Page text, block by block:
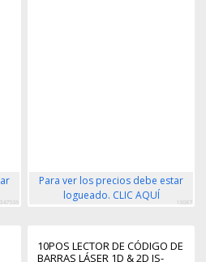
347536
Para ver los precios debe estar
logueado. CLIC AQUÍ
16087
10POS LECTOR DE CÓDIGO DE
BARRAS LÁSER 1D & 2D IS-